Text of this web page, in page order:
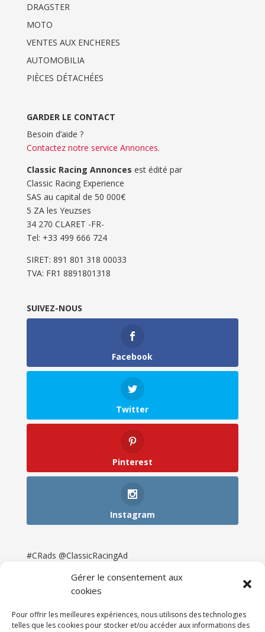
Gérer le consentement aux
cookies
Pour offrir les meilleures expériences, nous utilisons des technologies
telles que les cookies pour stocker et/ou accéder aux informations des
DRAGSTER
MOTO
VENTES AUX ENCHERES
AUTOMOBILIA
PIÈCES DÉTACHÉES
GARDER LE CONTACT
Besoin d’aide ?
Contactez notre service Annonces.
Classic Racing Annonces est édité par
Classic Racing Experience
SAS au capital de 50 000€
5 ZA les Yeuzses
34 270 CLARET -FR-
Tel: ‭+33 499 666 724‬
SIRET: 891 801 318 00033
TVA: FR1 8891801318
SUIVEZ-NOUS
Facebook
Twitter
Pinterest
Instagram
#CRads @ClassicRacingAd